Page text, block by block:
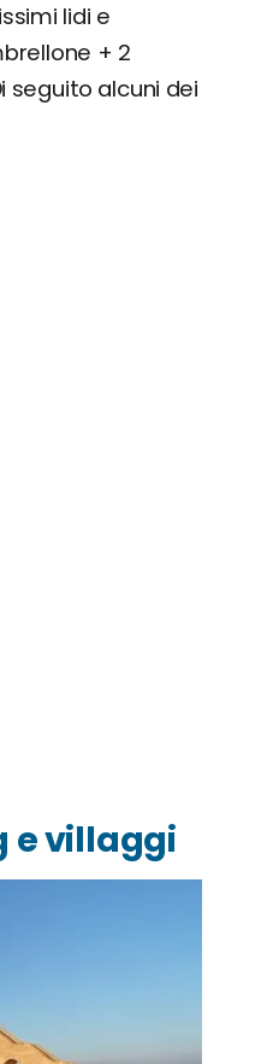
lidi e
+ 2
seguito alcuni dei
e villaggi